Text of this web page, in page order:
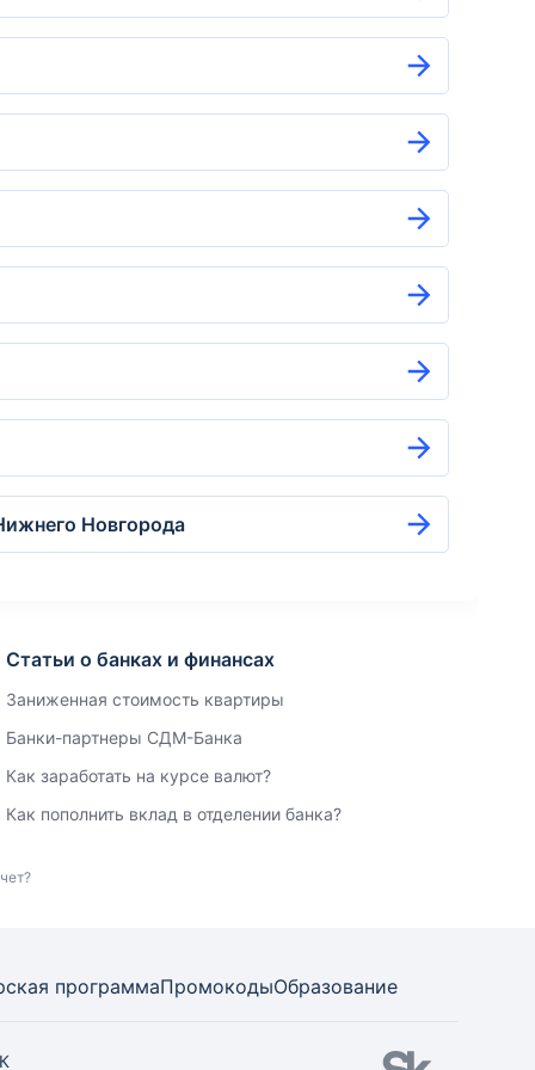
Новгорода
Статьи о банках и финансах
Заниженная стоимость квартиры
Банки-партнеры СДМ-Банка
Как заработать на курсе валют?
Как пополнить вклад в отделении банка?
программаПромокодыОбразование